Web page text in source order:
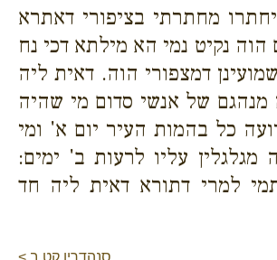
מחתרתי בציפורי דאתרא
הוה נקיט נמי הא מילתא דכי נח
דמצפורי הוה. דאית ליה
מנהגם של אנשי סדום מי שהיה
כל בהמות העיר יום א' ומי
מגלגלין עליו לרעות ב' ימים:
למרי דתורא דאית ליה חד
סנהדרין קט ב >